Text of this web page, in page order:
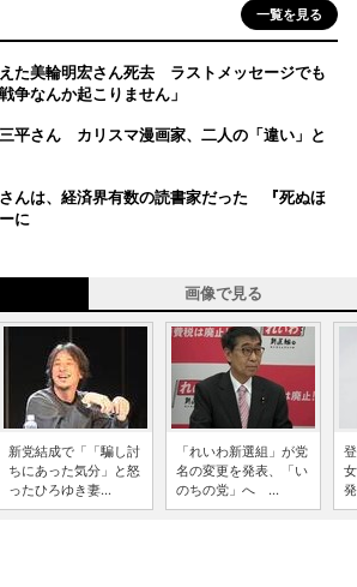
一覧を見る
た美輪明宏さん死去 ラストメッセージでも
なんか起こりません」
平さん カリスマ漫画家、二人の「違い」と
んは、経済界有数の読書家だった 『死ぬほ
に
画像で見る
新党結成で「「騙し討
ちにあった気分」と怒
ったひろゆき妻...
「れいわ新選組」が党
名の変更を発表、「い
のちの党」へ ...